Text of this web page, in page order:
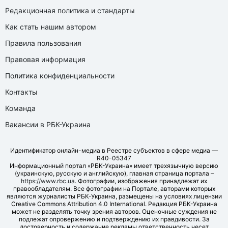
Редакционная политика и стандарты
Как стать нашим автором
Правила пользования
Правовая информация
Политика конфиденциальности
Контакты
Команда
Вакансии в РБК-Украина
Идентификатор онлайн-медиа в Реестре субъектов в сфере медиа —
R40-05347
Информационный портал «РБК-Украина» имеет трехязычную версию
(украинскую, русскую и английскую), главная страница портала –
https://www.rbc.ua. Фотографии, изображения принадлежат их
правообладателям. Все фотографии на Портале, авторами которых
являются журналисты РБК-Украина, размещены на условиях лицензии
Creative Commons Attribution 4.0 International. Редакция РБК-Украина
может не разделять точку зрения авторов. Оценочные суждения не
подлежат опровержению и подтверждению их правдивости. За